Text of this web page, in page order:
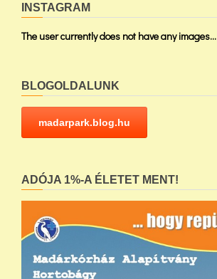
INSTAGRAM
The user currently does not have any images...
BLOGOLDALUNK
madarpark.blog.hu
ADÓJA 1%-A ÉLETET MENT!